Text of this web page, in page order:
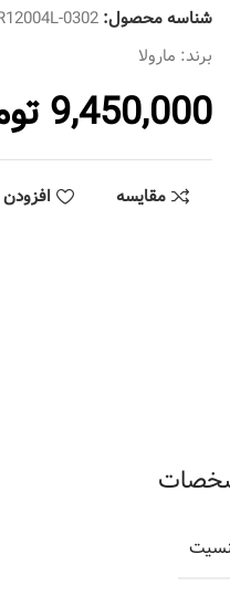
شناسه محصول: 0302
برند: مارولا
9,450,000
مقایسه